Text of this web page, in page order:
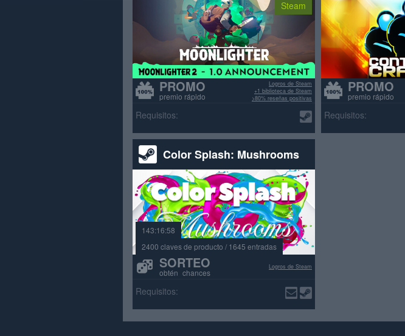
Steam
PROMO
premio rápido
Logros de Steam
+1 biblioteca de Steam
>80% reseñas positivas
Requisitos:
PROMO
premio rápido
Requisitos:
Color Splash: Mushrooms
143:16:58
2400 claves de producto / 1645 entradas
SORTEO
obtén chances
Logros de Steam
Requisitos: